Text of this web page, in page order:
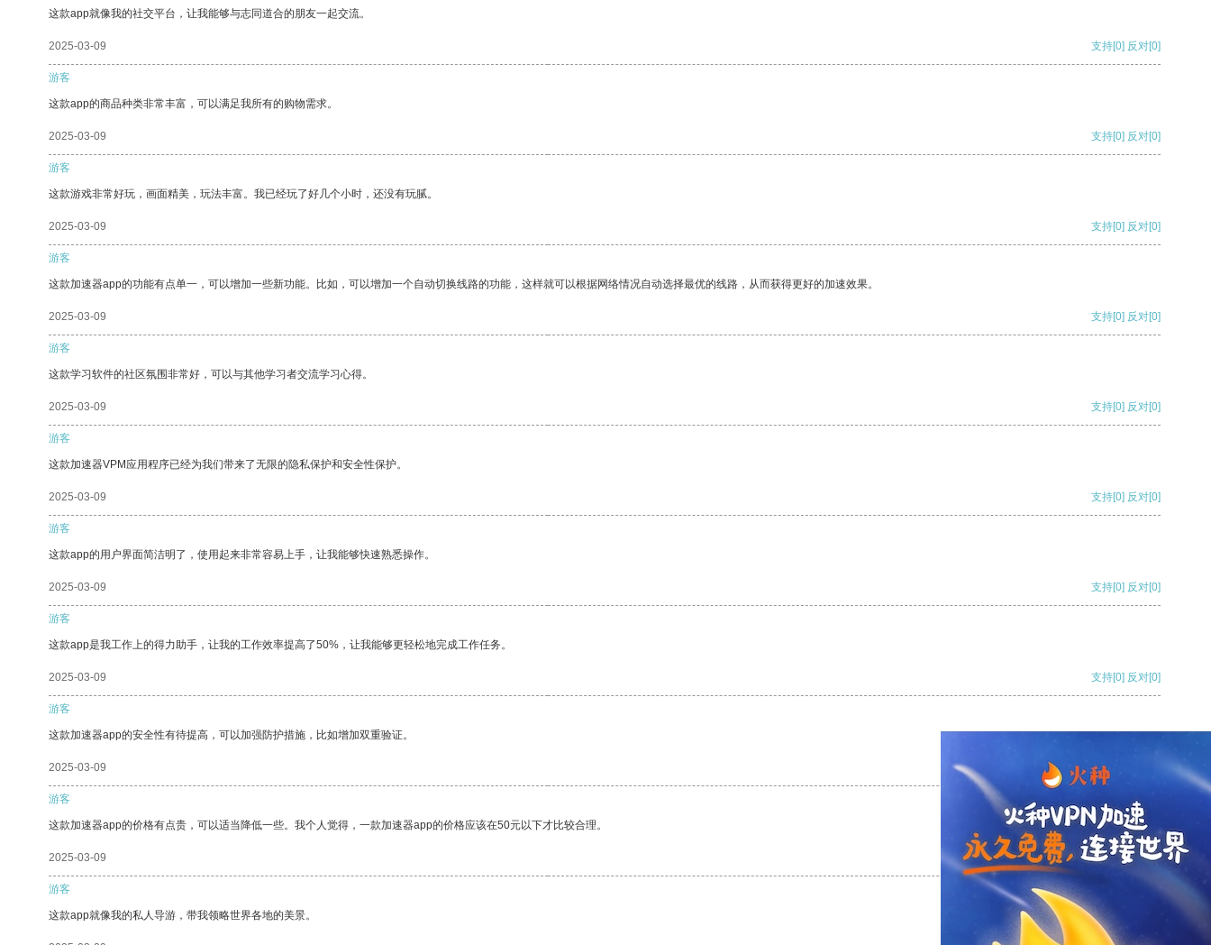
这款app就像我的社交平台，让我能够与志同道合的朋友一起交流。
2025-03-09 支持[0] 反对[0]
游客
这款app的商品种类非常丰富，可以满足我所有的购物需求。
2025-03-09 支持[0] 反对[0]
游客
这款游戏非常好玩，画面精美，玩法丰富。我已经玩了好几个小时，还没有玩腻。
2025-03-09 支持[0] 反对[0]
游客
这款加速器app的功能有点单一，可以增加一些新功能。比如，可以增加一个自动切换线路的功能，这样就可以根据网络情况自动选择最优的线路，从而获得更好的加速效果。
2025-03-09 支持[0] 反对[0]
游客
这款学习软件的社区氛围非常好，可以与其他学习者交流学习心得。
2025-03-09 支持[0] 反对[0]
游客
这款加速器VPM应用程序已经为我们带来了无限的隐私保护和安全性保护。
2025-03-09 支持[0] 反对[0]
游客
这款app的用户界面简洁明了，使用起来非常容易上手，让我能够快速熟悉操作。
2025-03-09 支持[0] 反对[0]
游客
这款app是我工作上的得力助手，让我的工作效率提高了50%，让我能够更轻松地完成工作任务。
2025-03-09 支持[0] 反对[0]
游客
这款加速器app的安全性有待提高，可以加强防护措施，比如增加双重验证。
2025-03-09 支持
游客
这款加速器app的价格有点贵，可以适当降低一些。我个人觉得，一款加速器app的价格应该在50元以下才比较合理。
2025-03-09 支持[0] 反对[0]
游客
这款app就像我的私人导游，带我领略世界各地的美景。